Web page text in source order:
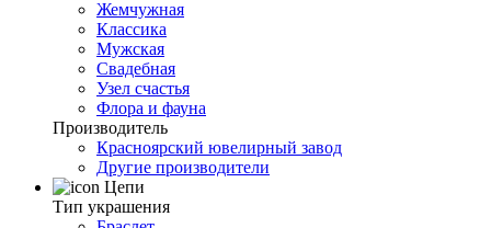
Жемчужная
Классика
Мужская
Свадебная
Узел счастья
Флора и фауна
Производитель
Красноярский ювелирный завод
Другие производители
Цепи
Тип украшения